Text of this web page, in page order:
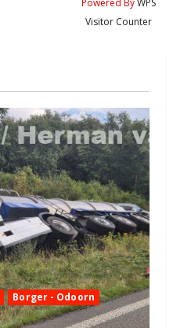
Visitor Counter
Borger - Odoorn